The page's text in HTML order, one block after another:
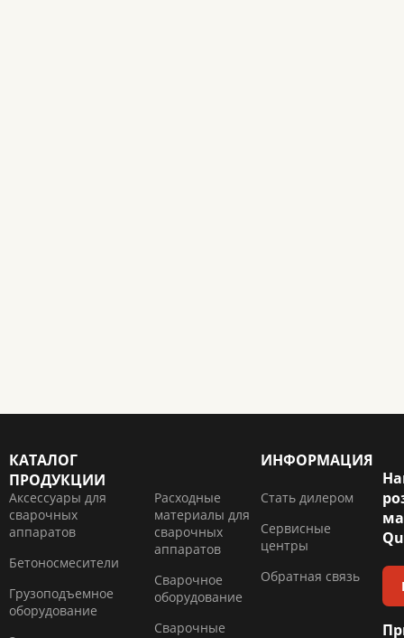
КАТАЛОГ
ПРОДУКЦИИ
Аксессуары для
сварочных
аппаратов
Бетоносмесители
Грузоподъемное
оборудование
Расходные
материалы для
сварочных
аппаратов
Сварочное
оборудование
Сварочные
ИНФОРМАЦИЯ
Стать дилером
Сервисные
центры
Обратная связь